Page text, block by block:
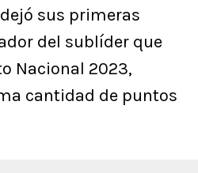
sus primeras
del sublíder que
Nacional 2023,
cantidad de puntos